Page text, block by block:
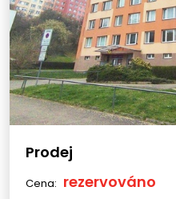
Prodej
Cena: rezervováno